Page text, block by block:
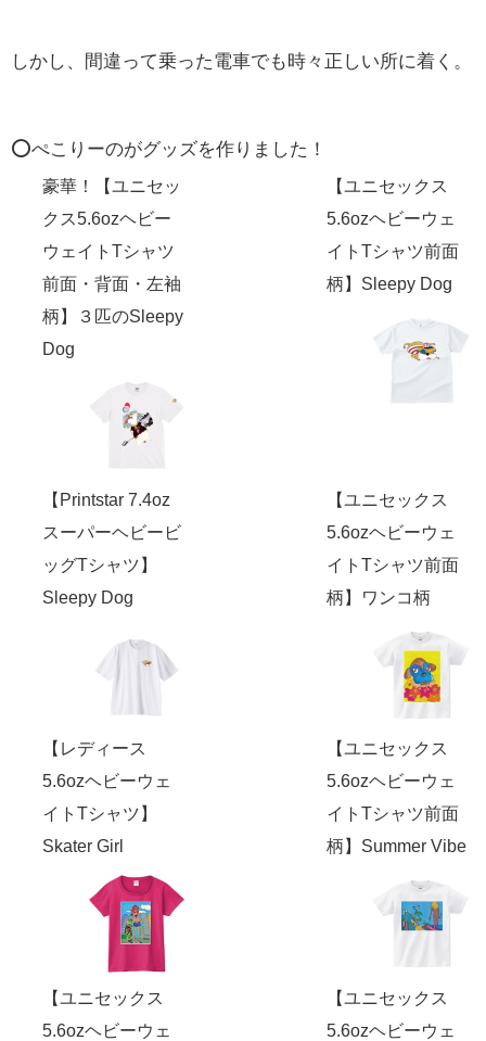
しかし、間違って乗った電車でも時々正しい所に着く。
⭕️ぺこりーのがグッズを作りました！
豪華！【ユニセッ
クス5.6ozヘビー
ウェイトTシャツ
前面・背面・左袖
柄】３匹のSleepy
Dog
【ユニセックス
5.6ozヘビーウェ
イトTシャツ前面
柄】Sleepy Dog
【Printstar 7.4oz
スーパーヘビービ
ッグTシャツ】
Sleepy Dog
【ユニセックス
5.6ozヘビーウェ
イトTシャツ前面
柄】ワンコ柄
【レディース
5.6ozヘビーウェ
イトTシャツ】
Skater Girl
【ユニセックス
5.6ozヘビーウェ
イトTシャツ前面
柄】Summer Vibe
【ユニセックス
5.6ozヘビーウェ
【ユニセックス
5.6ozヘビーウェ